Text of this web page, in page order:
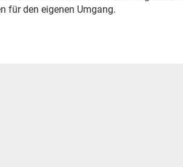
für den eigenen Umgang.